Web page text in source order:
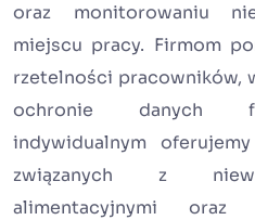
oraz monitorowaniu
miejscu pracy. Firmom
rzetelności pracowników,
ochronie danych
indywidualnym
związanych z
alimentacyjnymi oraz